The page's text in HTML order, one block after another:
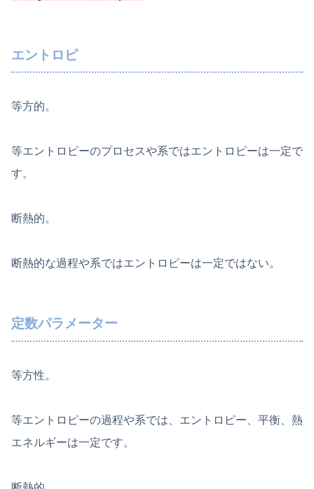
エントロピ
等方的。
等エントロピーのプロセスや系ではエントロピーは一定で
す。
断熱的。
断熱的な過程や系ではエントロピーは一定ではない。
定数パラメーター
等方性。
等エントロピーの過程や系では、エントロピー、平衡、熱
エネルギーは一定です。